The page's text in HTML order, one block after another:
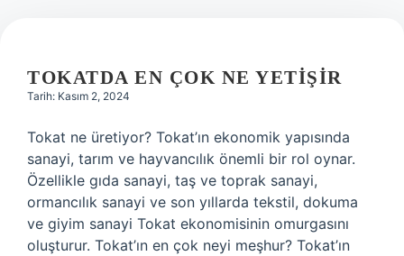
TOKATDA EN ÇOK NE YETIŞIR
Tarih: Kasım 2, 2024
Tokat ne üretiyor? Tokat’ın ekonomik yapısında
sanayi, tarım ve hayvancılık önemli bir rol oynar.
Özellikle gıda sanayi, taş ve toprak sanayi,
ormancılık sanayi ve son yıllarda tekstil, dokuma
ve giyim sanayi Tokat ekonomisinin omurgasını
oluşturur. Tokat’ın en çok neyi meşhur? Tokat’ın